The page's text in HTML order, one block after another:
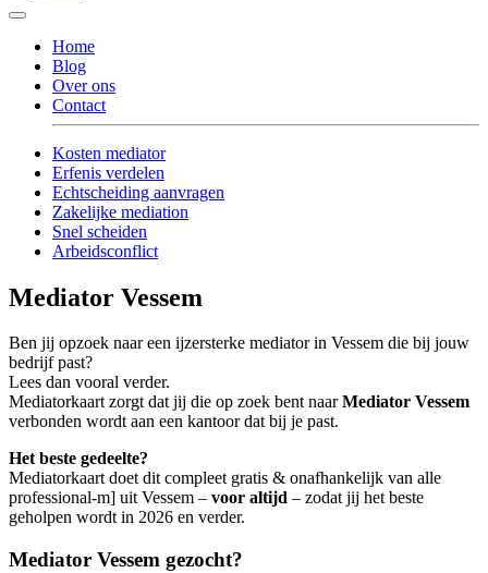
Home
Blog
Over ons
Contact
Kosten mediator
Erfenis verdelen
Echtscheiding aanvragen
Zakelijke mediation
Snel scheiden
Arbeidsconflict
Mediator Vessem
Ben jij opzoek naar een ijzersterke mediator in Vessem die bij jouw
bedrijf past?
Lees dan vooral verder.
Mediatorkaart zorgt dat jij die op zoek bent naarMediator Vessem
verbonden wordt aan een kantoor dat bij je past.
Het beste gedeelte?
Mediatorkaart doet dit compleet gratis & onafhankelijk van alle
professional-m] uit Vessem – voor altijd – zodat jij het beste
geholpen wordt in 2026 en verder.
Mediator Vessem gezocht?